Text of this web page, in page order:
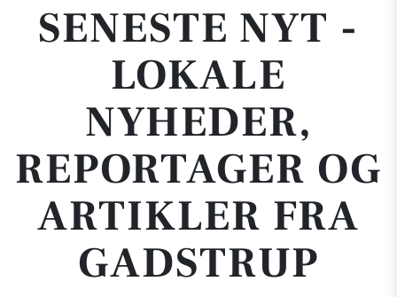
SENESTE NYT -
LOKALE
NYHEDER,
REPORTAGER OG
ARTIKLER FRA
GADSTRUP